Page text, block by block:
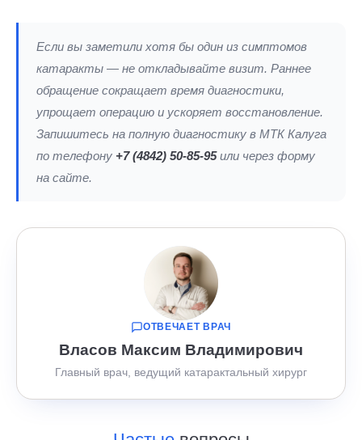
Если вы заметили хотя бы один из симптомов
катаракты — не откладывайте визит. Раннее
обращение сокращает время диагностики,
упрощает операцию и ускоряет восстановление.
Запишитесь на полную диагностику в МТК Калуга
по телефону +7 (4842) 50-85-95или через форму
на сайте.
ОТВЕЧАЕТ ВРАЧ
Власов Максим Владимирович
Главный врач, ведущий катарактальный хирург